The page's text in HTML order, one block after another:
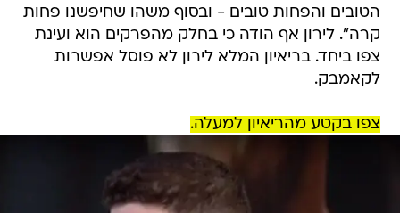
הטובים והפחות טובים - ובסוף משהו שחיפשנו פחות
קרה". לירון אף הודה כי בחלק מהפרקים הוא ועינת
צפו ביחד. בריאיון המלא לירון לא פוסל אפשרות
לקאמבק.
צפו בקטע מהריאיון למעלה.